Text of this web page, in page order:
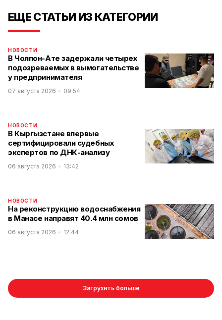
ЕЩЕ СТАТЬИ ИЗ КАТЕГОРИИ
НОВОСТИ
В Чолпон-Ате задержали четырех
подозреваемых в вымогательстве
у предпринимателя
07 августа 2026 09:54
НОВОСТИ
В Кыргызстане впервые
сертифицировали судебных
экспертов по ДНК-анализу
06 августа 2026 13:42
НОВОСТИ
На реконструкцию водоснабжения
в Манасе направят 40.4 млн сомов
06 августа 2026 12:44
Загрузить больше